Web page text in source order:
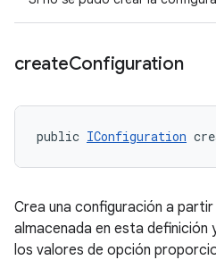
createConfiguration
public IConfiguration
Crea una configuración a
almacenada en esta definición
los valores de opción